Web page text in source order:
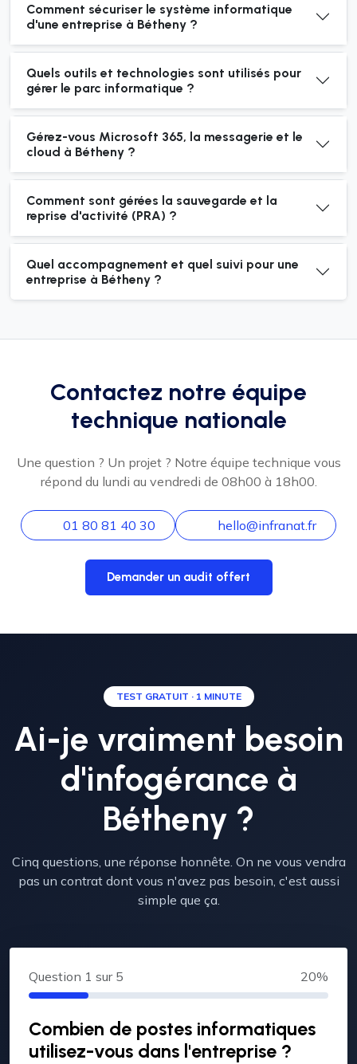
Comment sécuriser le système informatique
d'une entreprise à Bétheny ?
Quels outils et technologies sont utilisés pour
gérer le parc informatique ?
Gérez-vous Microsoft 365, la messagerie et le
cloud à Bétheny ?
Comment sont gérées la sauvegarde et la
reprise d'activité (PRA) ?
Quel accompagnement et quel suivi pour une
entreprise à Bétheny ?
Contactez notre équipe
technique nationale
Une question ? Un projet ? Notre équipe technique vous
répond du lundi au vendredi de 08h00 à 18h00.
01 80 81 40 30 hello@infranat.fr
Demander un audit offert
TEST GRATUIT · 1 MINUTE
Ai-je vraiment besoin
d'infogérance à
Bétheny ?
Cinq questions, une réponse honnête. On ne vous vendra
pas un contrat dont vous n'avez pas besoin, c'est aussi
simple que ça.
Question 1 sur 5 20%
Combien de postes informatiques
utilisez-vous dans l'entreprise ?